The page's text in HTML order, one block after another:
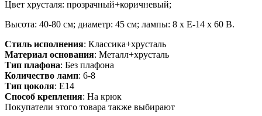
Цвет хрусталя: прозрачный+коричневый;
Высота: 40-80 см; диаметр: 45 см; лампы: 8 х Е-14 х 60 В.
Стиль исполнения: Классика+хрусталь
Материал основания: Металл+хрусталь
Тип плафона: Без плафона
Количество ламп: 6-8
Тип цоколя: E14
Способ крепления: На крюк
Покупатели этого товара также выбирают